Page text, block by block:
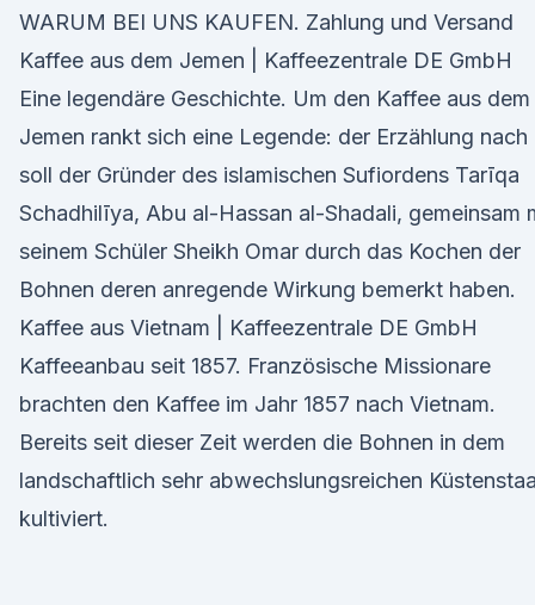
WARUM BEI UNS KAUFEN. Zahlung und Versand
Kaffee aus dem Jemen | Kaffeezentrale DE GmbH
Eine legendäre Geschichte. Um den Kaffee aus dem
Jemen rankt sich eine Legende: der Erzählung nach
soll der Gründer des islamischen Sufiordens Tarīqa
Schadhilīya, Abu al-Hassan al-Shadali, gemeinsam
seinem Schüler Sheikh Omar durch das Kochen der
Bohnen deren anregende Wirkung bemerkt haben.
Kaffee aus Vietnam | Kaffeezentrale DE GmbH
Kaffeeanbau seit 1857. Französische Missionare
brachten den Kaffee im Jahr 1857 nach Vietnam.
Bereits seit dieser Zeit werden die Bohnen in dem
landschaftlich sehr abwechslungsreichen
kultiviert.